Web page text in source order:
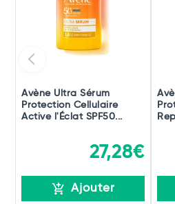
Avène Ultra Sérum
Protection Cellulaire
Active l'Éclat SPF50...
27,28€
Ajouter